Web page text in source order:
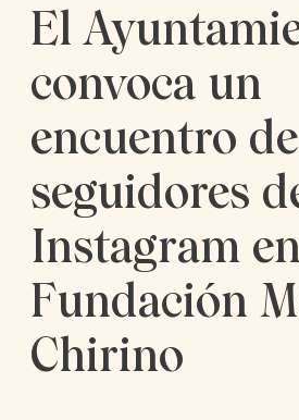
El
convoca un
encuentro de
seguidores
Instagram
Fundación
Chirino